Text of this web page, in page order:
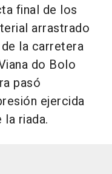
final de los
arrastrado
la carretera
do Bolo
pasó
ejercida
riada.